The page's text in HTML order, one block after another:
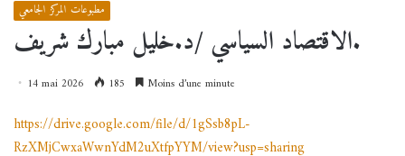
مطبوعات المركز الجامعي
الاقتصاد السياسي /د.خليل مبارك شريف.
14 mai 2026 185 Moins d’une minute
https://drive.google.com/file/d/1gSsb8pL-
RzXMjCwxaWwnYdM2uXtfpYYM/view?usp=sharing